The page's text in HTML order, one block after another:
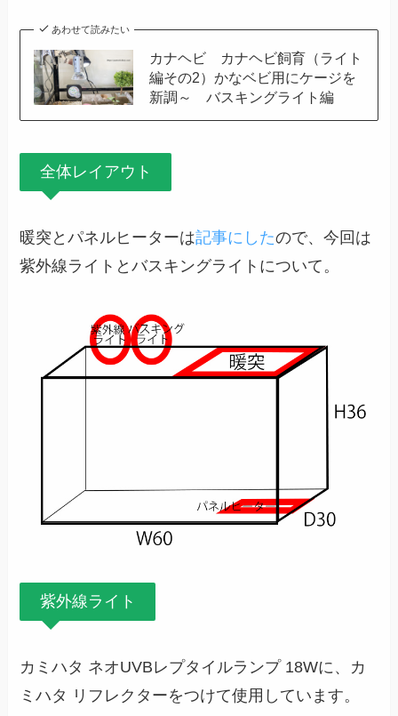
あわせて読みたい
カナヘビ カナヘビ飼育（ライト
編その2）かなベビ用にケージを
新調～ バスキングライト編
全体レイアウト
暖突とパネルヒーターは記事にしたので、今回は
紫外線ライトとバスキングライトについて。
紫外線ライト
カミハタ ネオUVBレプタイルランプ 18Wに、カ
ミハタ リフレクターをつけて使用しています。